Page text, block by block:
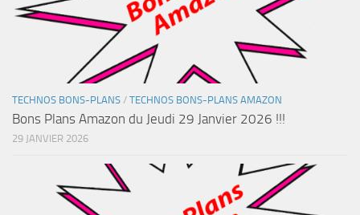
TECHNOS BONS-PLANS / TECHNOS BONS-PLANS AMAZON
Bons Plans Amazon du Jeudi 29 Janvier 2026 !!!
29 JANVIER 2026